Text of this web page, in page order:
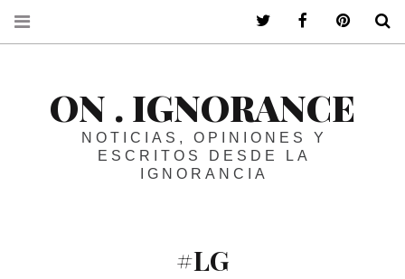
ON . IGNORANCE
NOTICIAS, OPINIONES Y
ESCRITOS DESDE LA
IGNORANCIA
#LG
ir a mi twitterir a mi facebook
ir a mi